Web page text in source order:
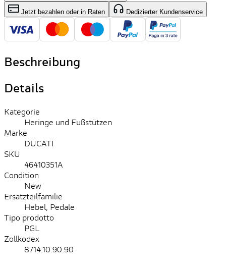
Jetzt bezahlen oder in Raten Dedizierter Kundenservice
Beschreibung
Details
Kategorie
Heringe und Fußstützen
Marke
DUCATI
SKU
46410351A
Condition
New
Ersatzteilfamilie
Hebel, Pedale
Tipo prodotto
PGL
Zollkodex
8714.10.90.90